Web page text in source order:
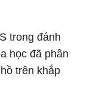
trong đánh
học đã phân
trên khắp